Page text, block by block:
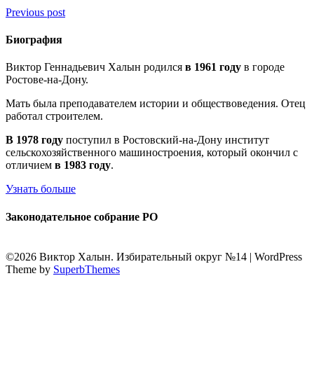
Навигация
по
Previous post
Биография
Виктор Геннадьевич Халын родился в 1961 году в городе
Ростове-на-Дону.
Мать была преподавателем истории и обществоведения. Отец
работал строителем.
В 1978 году поступил в Ростовский-на-Дону институт
сельскохозяйственного машиностроения, который окончил с
отличием в 1983 году.
Узнать больше
Законодательное собрание РО
©2026 Виктор Халын. Избирательный округ №14 | WordPress
Theme by SuperbThemes